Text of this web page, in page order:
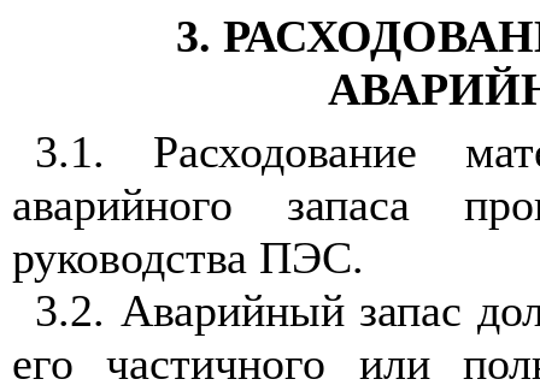
3.
3.1. Расходование
аварийного запаса п
руководства ПЭС.
3.2. Аварийный запас
его частичного или